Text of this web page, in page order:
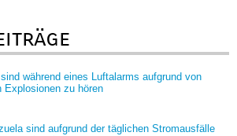
während eines Luftalarms aufgrund von
Explosionen zu hören
sind aufgrund der täglichen Stromausfälle